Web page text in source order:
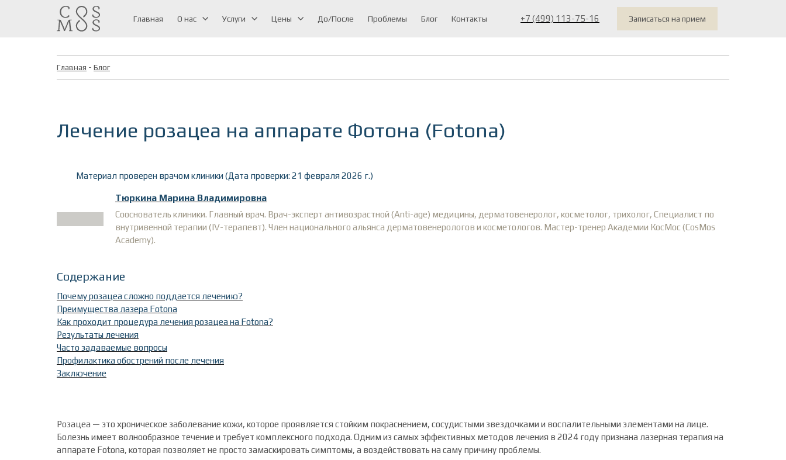
Главная О нас Услуги Цены До/После Проблемы Блог Контакты +7 (499) 113-75-16 Записаться на прием
Главная - Блог
Лечение розацеа на аппарате Фотона (Fotona)
Материал проверен врачом клиники (Дата проверки: 21 февраля 2026 г.)
Тюркина Марина Владимировна
Сооснователь клиники. Главный врач. Врач-эксперт антивозрастной (Anti-age) медицины, дерматовенеролог, косметолог, трихолог, Специалист по
внутривенной терапии (IV-терапевт). Член национального альянса дерматовенерологов и косметологов. Мастер-тренер Академии КосМос (CosMos
Academy).
Содержание
Почему розацеа сложно поддается лечению?
Преимущества лазера Fotona
Как проходит процедура лечения розацеа на Fotona?
Результаты лечения
Часто задаваемые вопросы
Профилактика обострений после лечения
Заключение
Розацеа — это хроническое заболевание кожи, которое проявляется стойким покраснением, сосудистыми звездочками и воспалительными элементами на лице.
Болезнь имеет волнообразное течение и требует комплексного подхода. Одним из самых эффективных методов лечения в 2024 году признана лазерная терапия на
аппарате Fotona, которая позволяет не просто замаскировать симптомы, а воздействовать на саму причину проблемы.